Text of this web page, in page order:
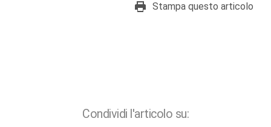
Stampa questo articolo
Condividi l'articolo su: